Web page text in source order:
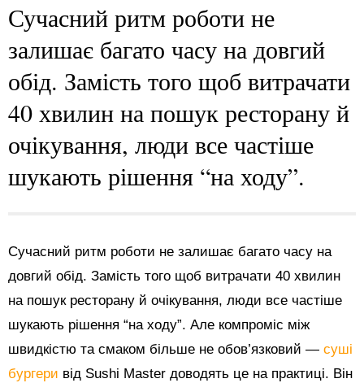
Сучасний ритм роботи не
залишає багато часу на довгий
обід. Замість того щоб витрачати
40 хвилин на пошук ресторану й
очікування, люди все частіше
шукають рішення “на ходу”.
Сучасний ритм роботи не залишає багато часу на
довгий обід. Замість того щоб витрачати 40 хвилин
на пошук ресторану й очікування, люди все частіше
шукають рішення “на ходу”. Але компроміс між
швидкістю та смаком більше не обов’язковий — суші
бургери від Sushi Master доводять це на практиці. Він